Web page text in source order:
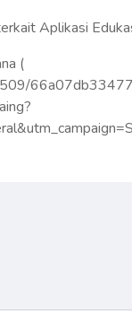
Aplikasi
(